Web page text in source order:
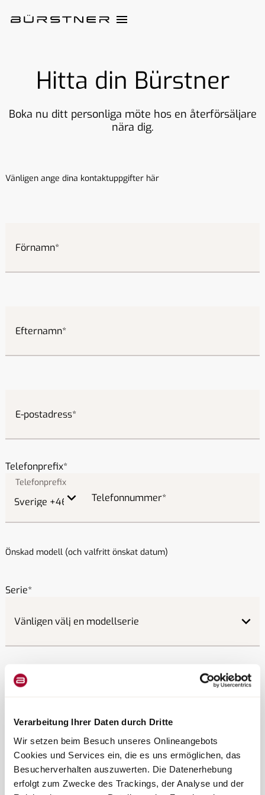
Verarbeitung Ihrer Daten durch Dritte
Wir setzen beim Besuch unseres Onlineangebots
Cookies und Services ein, die es uns ermöglichen, das
Besucherverhalten auszuwerten. Die Datenerhebung
erfolgt zum Zwecke des Trackings, der Analyse und der
Hitta din Bürstner
Boka nu ditt personliga möte hos en återförsäljare
nära dig.
Vänligen ange dina kontaktuppgifter här
Förnamn
Efternamn
E-postadress
Telefonprefix
Telefonnummer
Önskad modell (och valfritt önskat datum)
Serie
Datum
Tid på dagen